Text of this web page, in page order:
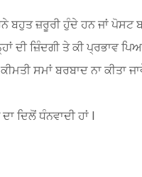
ਜ਼ਰੂਰੀ ਹੁੰਦੇ ਹਨ ਜਾਂ ਪੋਸਟ
ਦੀ ਜ਼ਿੰਦਗੀ ਤੇ ਕੀ ਪ੍ਰਭਾਵ
ਸਮਾਂ ਬਰਬਾਦ ਨਾ ਕੀਤਾ
ਦਿਲੋਂ ਧੰਨਵਾਦੀ ਹਾਂ l